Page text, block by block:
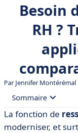
Besoin
RH ?
ParJennifer Montérémal
Sommaire
• Qu'est-ce
La fonction de
moderniser, et